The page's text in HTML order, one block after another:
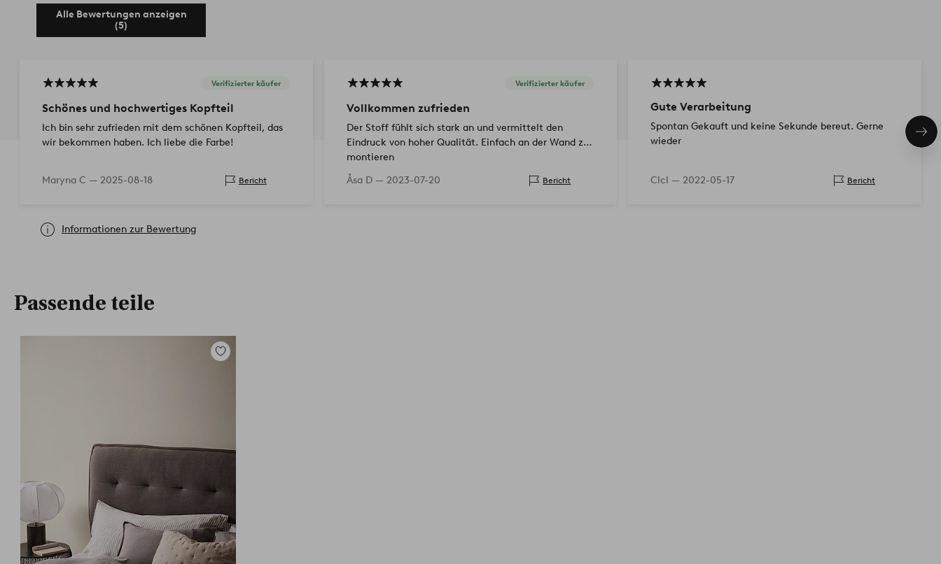
Alle Bewertungen anzeigen
(5)
Verifizierter käufer
Schönes und hochwertiges Kopfteil
Ich bin sehr zufrieden mit dem schönen Kopfteil, das
wir bekommen haben. Ich liebe die Farbe!
Maryna C — 2025-08-18 Bericht
Verifizierter käufer
Vollkommen zufrieden
Der Stoff fühlt sich stark an und vermittelt den
Eindruck von hoher Qualität. Einfach an der Wand zu
montieren
Åsa D — 2023-07-20 Bericht
Gute Verarbeitung
Spontan Gekauft und keine Sekunde bereut. Gerne
wieder
Clcl — 2022-05-17 Bericht
Informationen zur Bewertung
Passende teile
Zu